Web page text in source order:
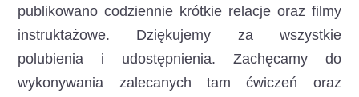
publikowano codziennie krótkie relacje oraz filmy
instruktażowe. Dziękujemy za wszystkie
polubienia i udostępnienia. Zachęcamy do
wykonywania zalecanych tam ćwiczeń oraz